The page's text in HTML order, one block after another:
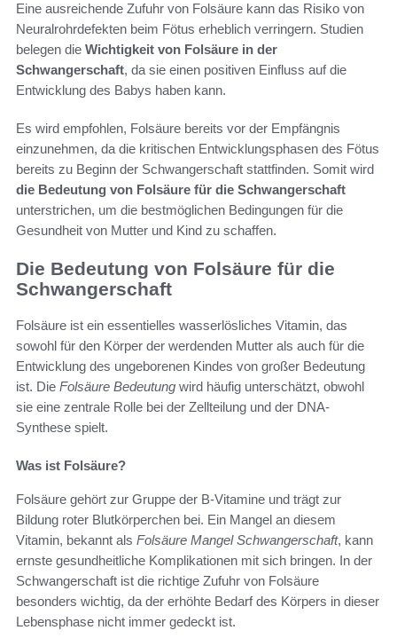
Eine ausreichende Zufuhr von Folsäure kann das Risiko von
Neuralrohrdefekten beim Fötus erheblich verringern. Studien
belegen die Wichtigkeit von Folsäure in der
Schwangerschaft, da sie einen positiven Einfluss auf die
Entwicklung des Babys haben kann.
Es wird empfohlen, Folsäure bereits vor der Empfängnis
einzunehmen, da die kritischen Entwicklungsphasen des Fötus
bereits zu Beginn der Schwangerschaft stattfinden. Somit wird
die Bedeutung von Folsäure für die Schwangerschaft
unterstrichen, um die bestmöglichen Bedingungen für die
Gesundheit von Mutter und Kind zu schaffen.
Die Bedeutung von Folsäure für die
Schwangerschaft
Folsäure ist ein essentielles wasserlösliches Vitamin, das
sowohl für den Körper der werdenden Mutter als auch für die
Entwicklung des ungeborenen Kindes von großer Bedeutung
ist. Die Folsäure Bedeutung wird häufig unterschätzt, obwohl
sie eine zentrale Rolle bei der Zellteilung und der DNA-
Synthese spielt.
Was ist Folsäure?
Folsäure gehört zur Gruppe der B-Vitamine und trägt zur
Bildung roter Blutkörperchen bei. Ein Mangel an diesem
Vitamin, bekannt als Folsäure Mangel Schwangerschaft, kann
ernste gesundheitliche Komplikationen mit sich bringen. In der
Schwangerschaft ist die richtige Zufuhr von Folsäure
besonders wichtig, da der erhöhte Bedarf des Körpers in dieser
Lebensphase nicht immer gedeckt ist.